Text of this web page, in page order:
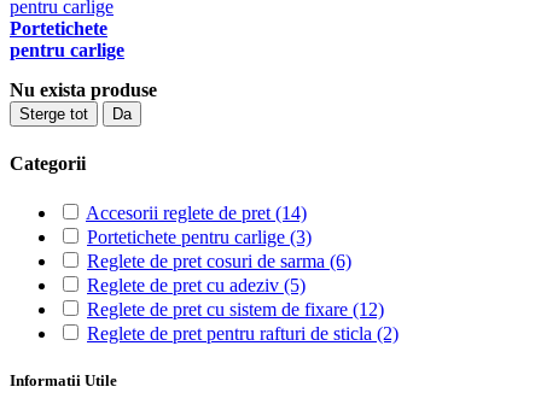
Portetichete
pentru carlige
Nu exista produse
Sterge tot Da
Categorii
Accesorii reglete de pret (14)
Portetichete pentru carlige (3)
Reglete de pret cosuri de sarma (6)
Reglete de pret cu adeziv (5)
Reglete de pret cu sistem de fixare (12)
Reglete de pret pentru rafturi de sticla (2)
Informatii Utile